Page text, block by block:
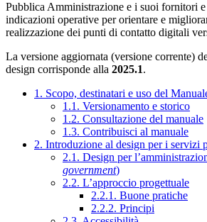
Pubblica Amministrazione e i suoi fornitori
indicazioni operative per orientare e
realizzazione dei punti di contatto digitali
La versione aggiornata (versione corrente)
design corrisponde alla 2025.1.
1. Scopo, destinatari e uso del
1.1. Versionamento e storico
1.2. Consultazione del manuale
1.3. Contribuisci al manuale
2. Introduzione al design per i servizi
2.1. Design per
government)
2.2. L’approccio progettuale
2.2.1. Buone pratiche
2.2.2. Principi